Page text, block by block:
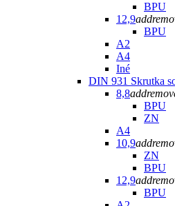
BPU
12,9add
BPU
A2
A4
Iné
DIN 931 Skrutka
8,8add
BPU
ZN
A4
10,9add
ZN
BPU
12,9add
BPU